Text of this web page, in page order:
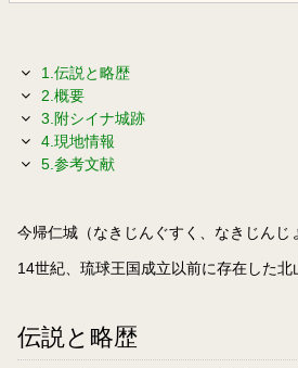
1.伝説と略歴
2.概要
3.附シイナ城跡
4.現地情報
5.参考文献
今帰仁城（なきじんぐすく、なきじん
14世紀、琉球王国成立以前に存在した
伝説と略歴